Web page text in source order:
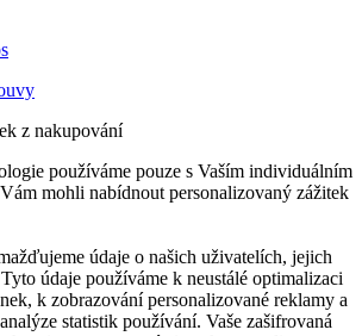
z nakupování
používáme pouze s Vaším individuálním
mohli nabídnout personalizovaný zážitek
údaje o našich uživatelích, jejich
údaje používáme k neustálé optimalizaci
k zobrazování personalizované reklamy a
statistik používání. Vaše zašifrovaná